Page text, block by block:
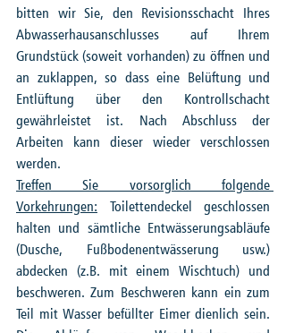
bitten wir Sie, den Revisionsschacht Ihres
Abwasserhausanschlusses auf Ihrem
Grundstück (soweit vorhanden) zu öffnen und
an zuklappen, so dass eine Belüftung und
Entlüftung über den Kontrollschacht
gewährleistet ist. Nach Abschluss der
Arbeiten kann dieser wieder verschlossen
werden.
Treffen Sie vorsorglich folgende
Vorkehrungen: Toilettendeckel geschlossen
halten und sämtliche Entwässerungsabläufe
(Dusche, Fußbodenentwässerung usw.)
abdecken (z.B. mit einem Wischtuch) und
beschweren. Zum Beschweren kann ein zum
Teil mit Wasser befüllter Eimer dienlich sein.